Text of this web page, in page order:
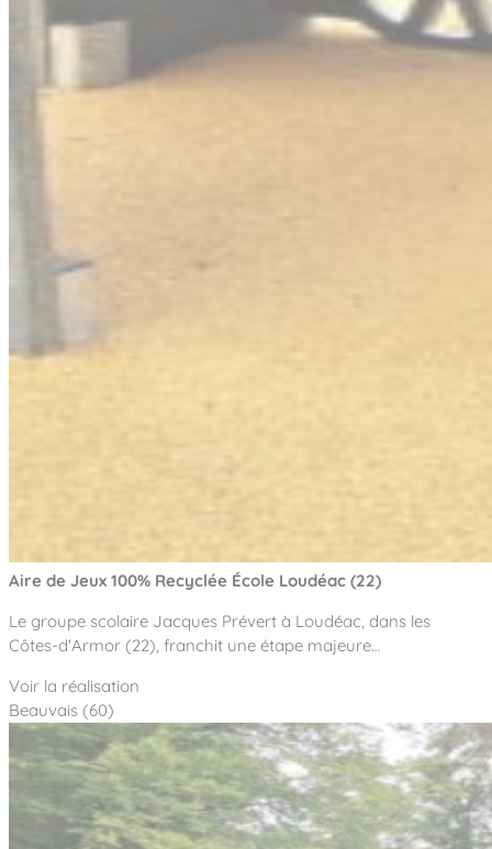
Aire de Jeux 100% Recyclée École Loudéac (22)
Le groupe scolaire Jacques Prévert à Loudéac, dans les
Côtes-d'Armor (22), franchit une étape majeure…
Voir la réalisation
Beauvais (60)